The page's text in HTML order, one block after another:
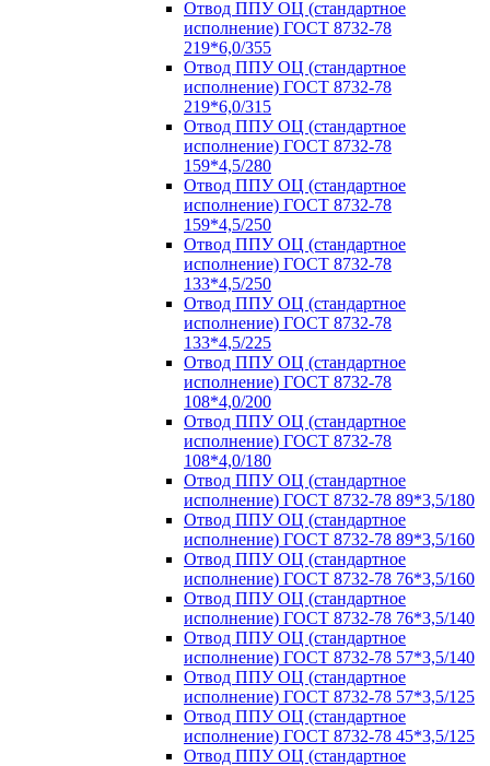
Отвод ППУ ОЦ (стандартное
исполнение) ГОСТ 8732-78
219*6,0/355
Отвод ППУ ОЦ (стандартное
исполнение) ГОСТ 8732-78
219*6,0/315
Отвод ППУ ОЦ (стандартное
исполнение) ГОСТ 8732-78
159*4,5/280
Отвод ППУ ОЦ (стандартное
исполнение) ГОСТ 8732-78
159*4,5/250
Отвод ППУ ОЦ (стандартное
исполнение) ГОСТ 8732-78
133*4,5/250
Отвод ППУ ОЦ (стандартное
исполнение) ГОСТ 8732-78
133*4,5/225
Отвод ППУ ОЦ (стандартное
исполнение) ГОСТ 8732-78
108*4,0/200
Отвод ППУ ОЦ (стандартное
исполнение) ГОСТ 8732-78
108*4,0/180
Отвод ППУ ОЦ (стандартное
исполнение) ГОСТ 8732-78 89*3,5/180
Отвод ППУ ОЦ (стандартное
исполнение) ГОСТ 8732-78 89*3,5/160
Отвод ППУ ОЦ (стандартное
исполнение) ГОСТ 8732-78 76*3,5/160
Отвод ППУ ОЦ (стандартное
исполнение) ГОСТ 8732-78 76*3,5/140
Отвод ППУ ОЦ (стандартное
исполнение) ГОСТ 8732-78 57*3,5/140
Отвод ППУ ОЦ (стандартное
исполнение) ГОСТ 8732-78 57*3,5/125
Отвод ППУ ОЦ (стандартное
исполнение) ГОСТ 8732-78 45*3,5/125
Отвод ППУ ОЦ (стандартное